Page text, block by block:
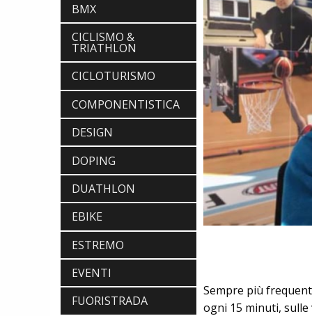
BMX
CICLISMO &
TRIATHLON
CICLOTURISMO
COMPONENTISTICA
DESIGN
DOPING
DUATHLON
EBIKE
ESTREMO
EVENTI
FUORISTRADA
Sempre più
ogni 15 minuti,